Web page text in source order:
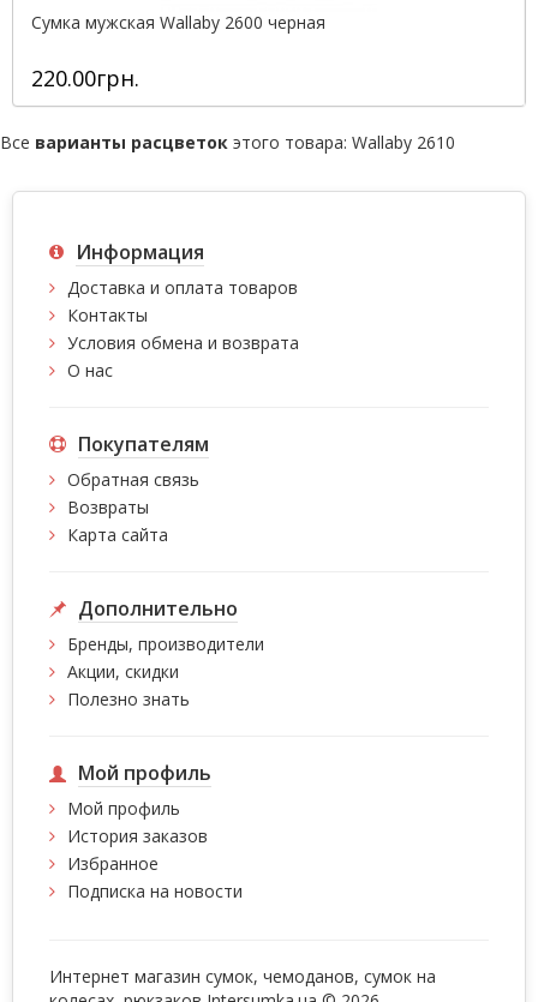
Сумка мужская Wallaby 2600 черная
220.00грн.
Все варианты расцветок этого товара: Wallaby 2610
Информация
Доставка и оплата товаров
Контакты
Условия обмена и возврата
О нас
Покупателям
Обратная связь
Возвраты
Карта сайта
Дополнительно
Бренды, производители
Акции, скидки
Полезно знать
Мой профиль
Мой профиль
История заказов
Избранное
Подписка на новости
Интернет магазин сумок, чемоданов, сумок на